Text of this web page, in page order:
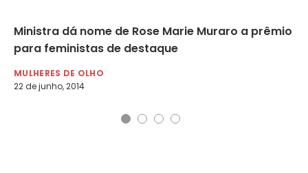
Ministra dá nome de Rose Marie Muraro a prêmio
para feministas de destaque
MULHERES DE OLHO
22 de junho, 2014